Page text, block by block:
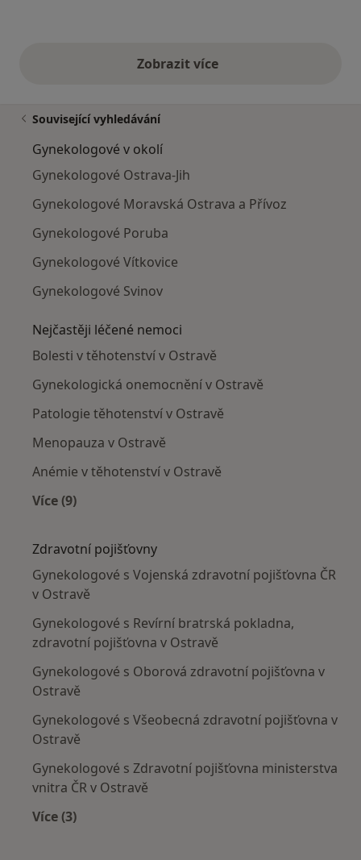
Zobrazit vícevýše uvedené názory
Související vyhledávání
Gynekologové v okolí
Gynekologové Ostrava-Jih
Gynekologové Moravská Ostrava a Přívoz
Gynekologové Poruba
Gynekologové Vítkovice
Gynekologové Svinov
Nejčastěji léčené nemoci
Bolesti v těhotenství v Ostravě
Gynekologická onemocnění v Ostravě
Patologie těhotenství v Ostravě
Menopauza v Ostravě
Anémie v těhotenství v Ostravě
Více (9)
Zdravotní pojišťovny
Gynekologové s Vojenská zdravotní pojišťovna ČR
v Ostravě
Gynekologové s Revírní bratrská pokladna,
zdravotní pojišťovna v Ostravě
Gynekologové s Oborová zdravotní pojišťovna v
Ostravě
Gynekologové s Všeobecná zdravotní pojišťovna v
Ostravě
Gynekologové s Zdravotní pojišťovna ministerstva
vnitra ČR v Ostravě
Více (3)